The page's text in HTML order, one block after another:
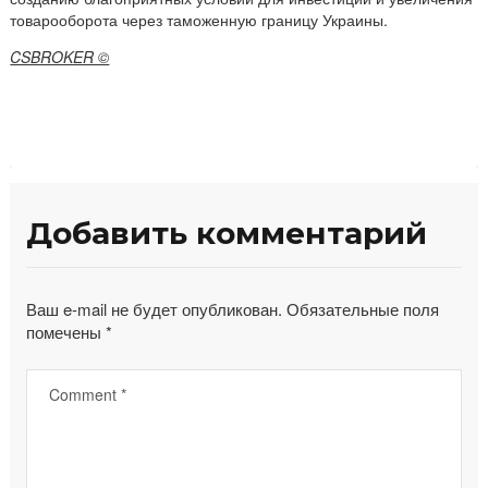
товарооборота через таможенную границу Украины.
CSBROKER ©
а
и
Добавить комментарий
Ваш e-mail не будет опубликован. Обязательные поля
помечены*